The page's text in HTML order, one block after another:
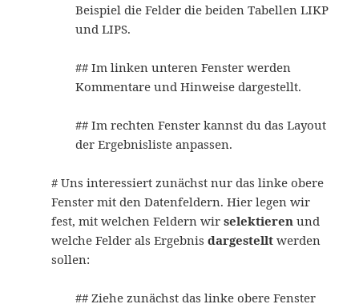
Beispiel die Felder die beiden Tabellen LIKP
und LIPS.
## Im linken unteren Fenster werden
Kommentare und Hinweise dargestellt.
## Im rechten Fenster kannst du das Layout
der Ergebnisliste anpassen.
# Uns interessiert zunächst nur das linke obere
Fenster mit den Datenfeldern. Hier legen wir
fest, mit welchen Feldern wirselektieren und
welche Felder als Ergebnisdargestellt werden
sollen:
## Ziehe zunächst das linke obere Fenster